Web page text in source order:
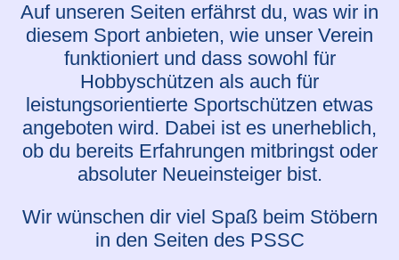
Auf unseren Seiten erfährst du, was wir in
diesem Sport anbieten, wie unser Verein
funktioniert und dass sowohl für
Hobbyschützen als auch für
leistungsorientierte Sportschützen etwas
angeboten wird. Dabei ist es unerheblich,
ob du bereits Erfahrungen mitbringst oder
absoluter Neueinsteiger bist.
Wir wünschen dir viel Spaß beim Stöbern
in den Seiten des PSSC